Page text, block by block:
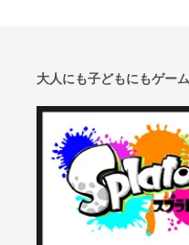
大人にも子どもにもゲー